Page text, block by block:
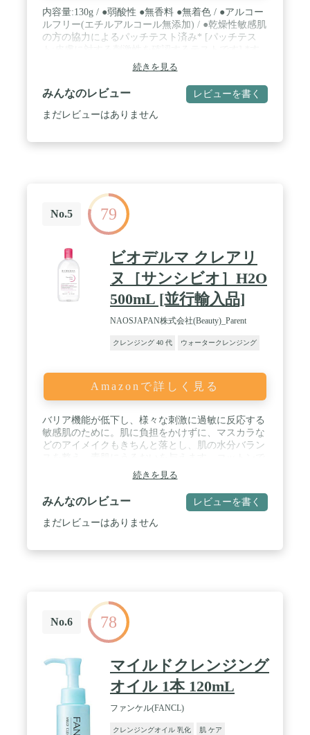
内容量:130g / ●弱酸性 ●無香料 ●無着色 / ●アルコー
ルフリー(エチルアルコール無添加) / ●乾燥性敏感肌
の方の協力によるパッチテスト済み* [パッチテス
べての方にアレルギーや皮膚刺激が起こらないとい
うわけではありません。 / ●アレルギーテスト済み*
/ 生産国:Made in Japan / 消炎剤配合。肌荒れを防ぎ
ます。
続きを見る
みんなのレビュー レビューを書く
まだレビューはありません
No.5 79
ビオデルマ クレアリ
ヌ［サンシビオ］H2O
500mL [並行輸入品]
NAOSJAPAN株式会社(Beauty)_Parent
クレンジング 40 代 ウォータークレンジング
Amazonで詳しく見る
バリア機能が低下し、様々な刺激に過敏に反応する
敏感肌のために。肌に負担をかけずに、マスカラな
どのアイメイクもきちんと落とし、肌の水分バラン
ふき取るだけ。1本でメイク落とし+洗顔+うるおい
ケア。 / 商品サイズ (幅×奥行×高さ) :7.2×7.2×17.3 /
原産国:フランス
続きを見る
みんなのレビュー レビューを書く
まだレビューはありません
No.6 78
マイルドクレンジング
オイル 1本 120mL
ファンケル(FANCL)
クレンジングオイル 乳化 肌 ケア